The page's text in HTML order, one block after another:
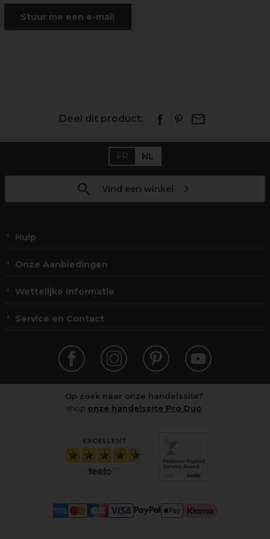
Stuur me een e-mail
Deel dit product:
FR NL
Vind een winkel
Hulp
Onze Aanbiedingen
Wettelijke informatie
Service en Contact
Op zoek naar onze handelssite?
shop onze handelssite Pro Duo